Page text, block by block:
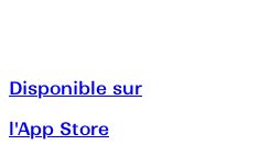
Disponible sur
l'App Store